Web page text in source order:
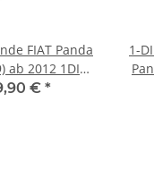
FIAT Panda
ab 2012 1DIN
€ *
1-